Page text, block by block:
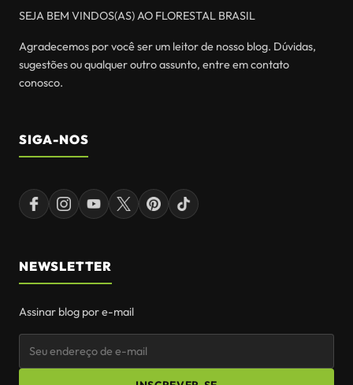
VER ANÚNCIO
SEJA BEM-VINDOS(AS)
SEJA BEM VINDOS(AS) AO FLORESTAL BRASIL
Agradecemos por você ser um leitor de nosso blog. Dúvidas,
sugestões ou qualquer outro assunto, entre em contato
conosco.